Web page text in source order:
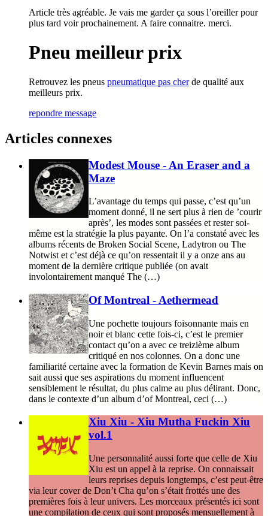
Article très agréable. Je vais me garder ça sous l’oreiller pour
plus tard voir prochainement. A faire connaitre. merci.
Pneu meilleur prix
Retrouvez les pneus pneumatique pas cherde qualité aux
meilleurs prix.
repondre message
Articles connexes
Modest Mouse - An Eraser and a
Maze
L’avantage du temps qui passe, c’est qu’un
moment donné, il ne sert plus à rien de ’courir
après’, les modes sont passées et rester soi-
même est la stratégie la plus payante. On l’a constaté avec les
albums récents de Broken Social Scene, Ladytron ou The
Notwist et c’est déjà ce qu’on ressentait il y a onze ans au
moment de la dernière critique publiée (on avait
involontairement manqué The (…)
Of Montreal - Aethermead
Une pochette toujours foisonnante mais en
noir et blanc cette fois-ci, c’est le premier
contact qu’on a avec ce treizième album
critiqué en nos colonnes. On a donc une
familiarité certaine avec la formation de Kevin Barnes mais on
sait aussi que ses aspirations du moment influencent
sensiblement le résultat, du plus calme au plus délirant. Donc,
dans le contexte d’un album d’of Montreal, ceci (…)
Xiu Xiu - Xiu Mutha Fuckin Xiu
vol.1
Une personnalité aussi forte que celle de Xiu
Xiu est un appel à la reprise. On connaissait
leurs reprises depuis longtemps, c’est peut-être
via leur cover de Don’t Cha qu’on s’était frottés une des
premières fois à leur univers. Les morceaux présentés ici sont
une compilation de ceux qui sont proposés mensuellement à